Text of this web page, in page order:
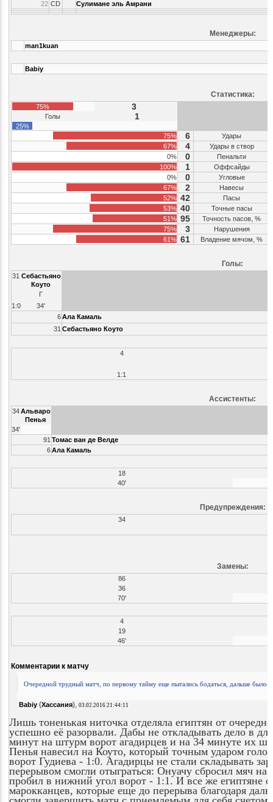
22 CD Сулимане эль Амрани
Менеджеры:
man1kuan
Babiy
Статистика:
75% 3
Голы 1
25%
75%
6
Удары
67%
4
Удары в створ
0%
0
Пенальти
100%
1
Оффсайды
0%
0
Угловые
67%
2
Навесы
52% 42
Пасы
53% 40
Точные пасы
51% 95
Точность пасов, %
75%
3
Нарушения
61% 61 Владение мячом, %
Голы:
31 Себастьяно
Коуто
Г
1:0
34'
6Ала Камаль
31 Себастьяно Коуто
4
1:1
Ассистенты:
34Альваро
Пенья
34'
91 Томас ван де Велде
6Ала Камаль
18
40'
Предупреждения:
34
Замены:
86
36
70'
4
19
46'
Комментарии к матчу
Очередной трудный матч, по первому тайму еще пытались бодаться, дальше было
Babiy(Хассания), 03.02.2016 21:44:11
Лишь тоненькая ниточка отделяла египтян от
успешно её разорвали. Дабы не откладывать дело в
минут на штурм ворот агадирцев и на 34 минуте их
Пенья навесил на Коуто, который точным ударом
ворот Гудиева - 1:0. Агадирцы не стали складывать
перерывом смогли отыграться: Онуачу сбросил мяч
пробил в нижний угол ворот - 1:1. И все же египтяне
марокканцев, которые еще до перерыва благодаря